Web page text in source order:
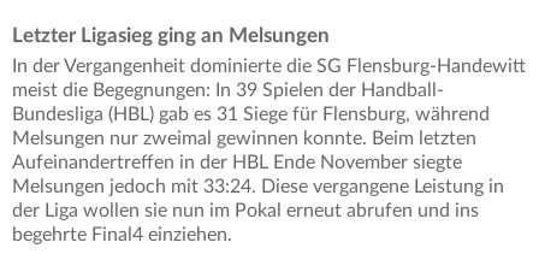
Letzter Ligasieg ging an Melsungen
In der Vergangenheit dominierte die SG Flensburg-Handewitt
meist die Begegnungen: In 39 Spielen der Handball-
Bundesliga (HBL) gab es 31 Siege für Flensburg, während
Melsungen nur zweimal gewinnen konnte. Beim letzten
Aufeinandertreffen in der HBL Ende November siegte
Melsungen jedoch mit 33:24. Diese vergangene Leistung in
der Liga wollen sie nun im Pokal erneut abrufen und ins
begehrte Final4 einziehen.